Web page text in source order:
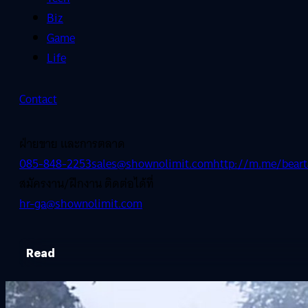
Biz
Game
Life
Contact
ฝ่ายขาย และการตลาด
085-848-2253sales@shownolimit.comhttp://m.me/
สมัครงาน/ฝึกงาน ติดต่อได้ที่
hr-ga@shownolimit.com
Read